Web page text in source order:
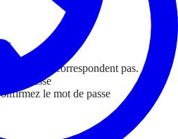
saisis ne correspondent pas.
de passe
le mot de passe